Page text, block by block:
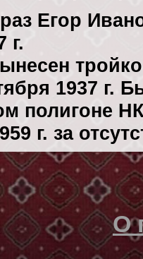
Егор
г.
1937 г.
полигоне
г. за
О